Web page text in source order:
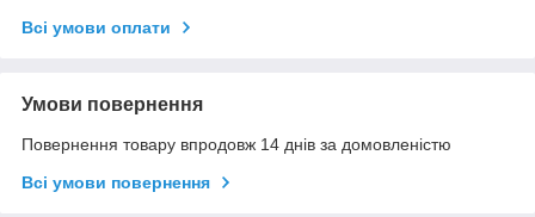
Всі умови оплати
Умови повернення
Повернення товару впродовж 14 днів за домовленістю
Всі умови повернення